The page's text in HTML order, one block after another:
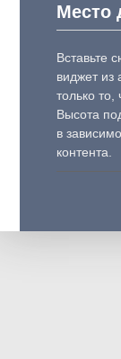
Место
Вставьте
виджет из
только то,
Высота
в
контента.